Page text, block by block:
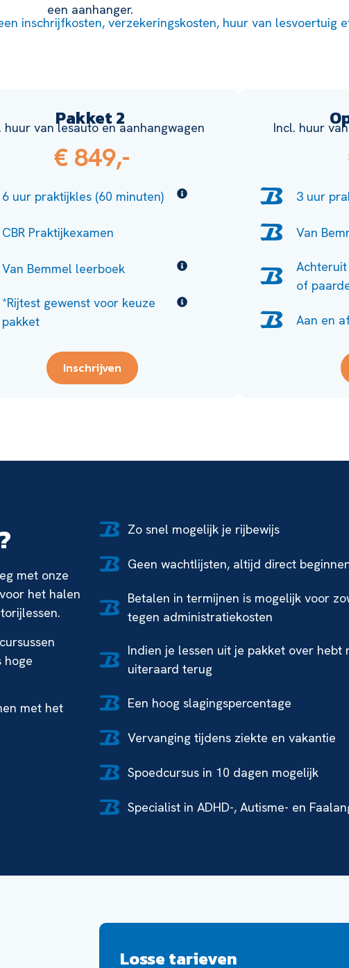
een aanhanger.
inschrijfkosten, verzekeringskosten, huur van lesvoertuig
Pakket 2
huur van lesauto en aanhangwagen
€ 849,-
6 uur praktijkles (60 minuten)
CBR Praktijkexamen
Van Bemmel leerboek
*Rijtest gewenst voor keuze
pakket
Inschrijven
Incl. huur
3 uur
Van
of
Aan en
met onze
het halen
hoge
met het
Zo snel mogelijk je rijbewijs
Geen wachtlijsten, altijd direct
Betalen in termijnen is mogelijk voor
tegen administratiekosten
Indien je lessen uit je pakket over
uiteraard terug
Een hoog slagingspercentage
Vervanging tijdens ziekte en vakantie
Spoedcursus in 10 dagen mogelijk
Specialist in ADHD-, Autisme- en
Losse tarieven